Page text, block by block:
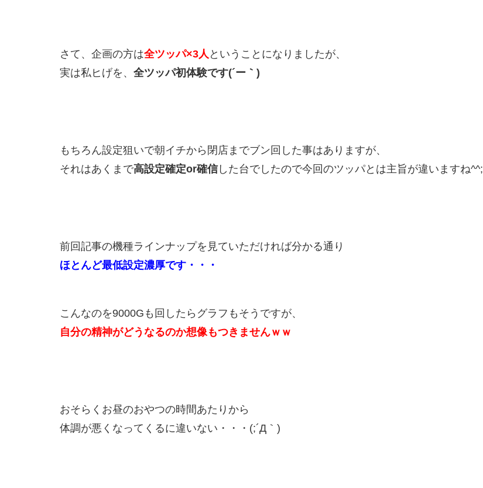
さて、企画の方は全ツッパ×3人 ということになりましたが、
実は私ヒげを、 全ツッパ初体験です(´ー｀)
もちろん設定狙いで朝イチから閉店までブン回した事はありますが、
それはあくまで高設定確定or確信した台でしたので今回のツッパとは主旨が違いますね^^;
前回記事の機種ラインナップを見ていただければ分かる通り
ほとんど最低設定濃厚です・・・
こんなのを9000Gも回したらグラフもそうですが、
自分の精神がどうなるのか想像もつきませんｗｗ
おそらくお昼のおやつの時間あたりから
体調が悪くなってくるに違いない・・・(;´Д｀)